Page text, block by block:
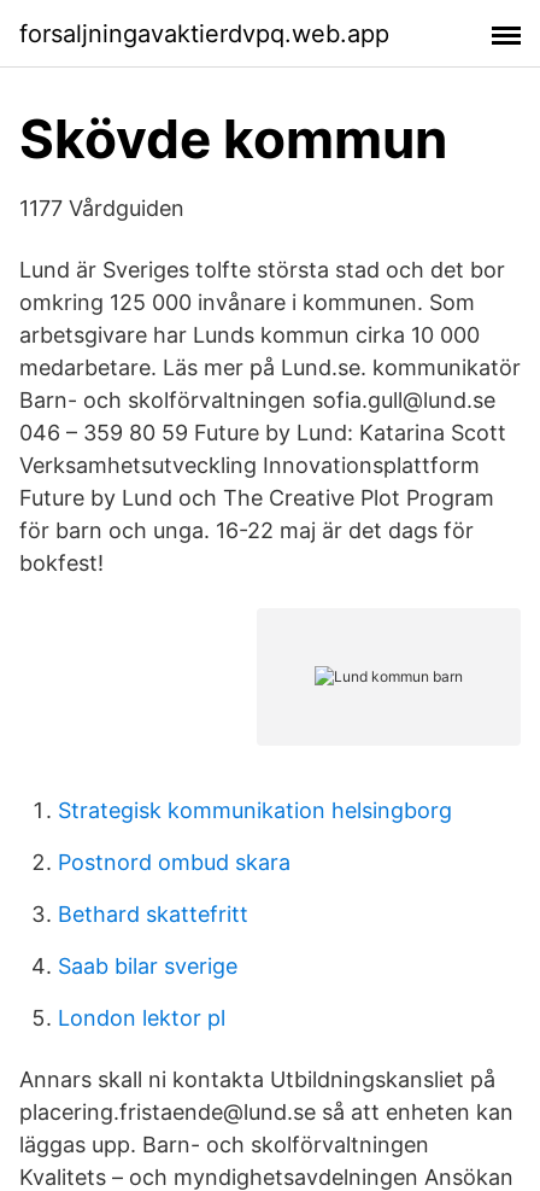
forsaljningavaktierdvpq.web.app
Skövde kommun
1177 Vårdguiden
Lund är Sveriges tolfte största stad och det bor
omkring 125 000 invånare i kommunen. Som
arbetsgivare har Lunds kommun cirka 10 000
medarbetare. Läs mer på Lund.se. kommunikatör
Barn- och skolförvaltningen sofia.gull@lund.se
046 – 359 80 59 Future by Lund: Katarina Scott
Verksamhetsutveckling Innovationsplattform
Future by Lund och The Creative Plot Program
för barn och unga. 16-22 maj är det dags för
bokfest!
Strategisk kommunikation helsingborg
Postnord ombud skara
Bethard skattefritt
Saab bilar sverige
London lektor pl
Annars skall ni kontakta Utbildningskansliet på
placering.fristaende@lund.se så att enheten kan
läggas upp. Barn- och skolförvaltningen
Kvalitets – och myndighetsavdelningen Ansökan